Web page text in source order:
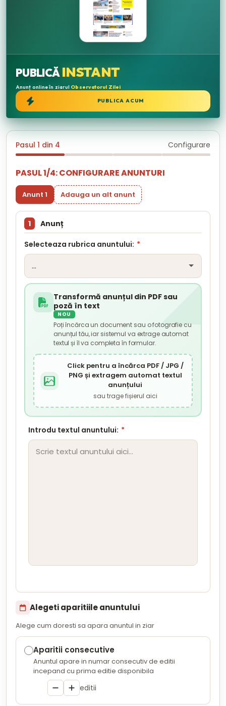
PUBLICĂINSTANT
Anunț online în ziarul Observatorul Zilei
PUBLICA ACUM
Pasul 1 din 4 Configurare
PASUL 1/4: CONFIGURARE ANUNTURI
Anunt 1 Adauga un alt anunt
1 Anunț
Selecteaza rubrica anuntului: *
Transformă anunțul din PDF sau
poză în text
NOU
Poți încărca un document sau o fotografie cu
anunțul tău, iar sistemul va extrage automat
textul și îl va completa în formular.
Click pentru a încărca PDF / JPG /
PNG și extragem automat textul
anunțului
sau trage fișierul aici
Introdu textul anuntului: *
Alegeti aparitiile anuntului
Alege cum doresti sa apara anuntul in ziar
Aparitii consecutive
Anuntul apare in numar consecutiv de editii
incepand cu prima editie disponibila
editii